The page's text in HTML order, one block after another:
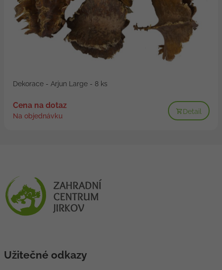
Dekorace - Arjun Large - 8 ks
Cena na dotaz
Na objednávku
Detail
Užitečné odkazy